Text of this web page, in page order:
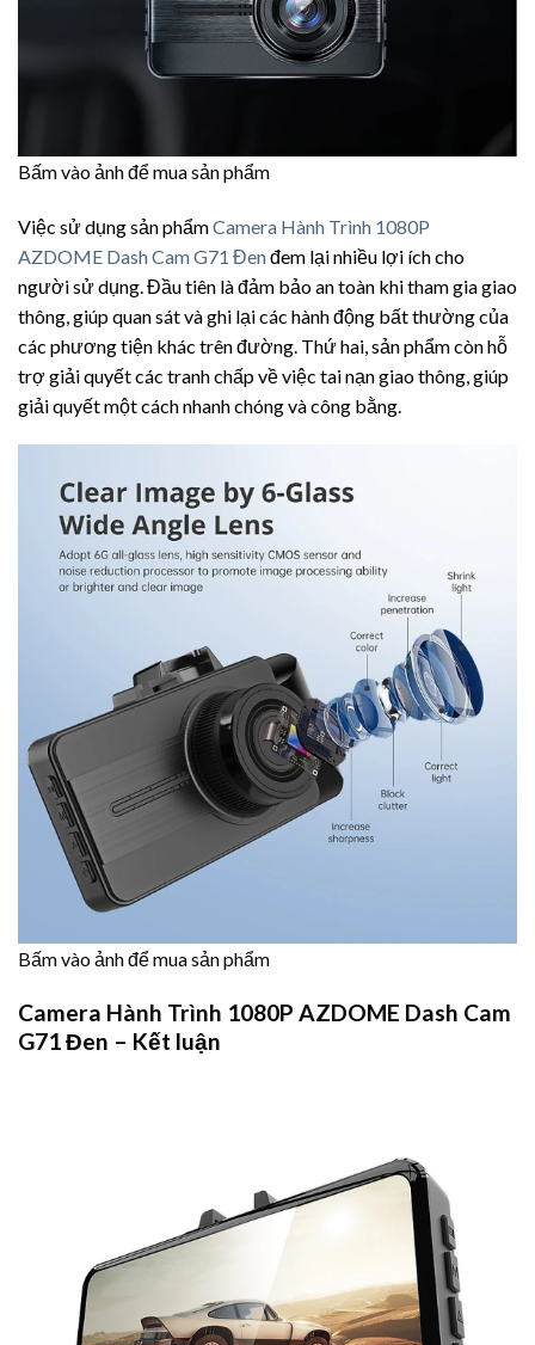
Bấm vào ảnh để mua sản phẩm
Việc sử dụng sản phẩmCamera Hành Trình 1080P
AZDOME Dash Cam G71 Đenđem lại nhiều lợi ích cho
người sử dụng. Đầu tiên là đảm bảo an toàn khi tham gia giao
thông, giúp quan sát và ghi lại các hành động bất thường của
các phương tiện khác trên đường. Thứ hai, sản phẩm còn hỗ
trợ giải quyết các tranh chấp về việc tai nạn giao thông, giúp
giải quyết một cách nhanh chóng và công bằng.
Bấm vào ảnh để mua sản phẩm
Camera Hành Trình 1080P AZDOME Dash Cam
G71 Đen – Kết luận